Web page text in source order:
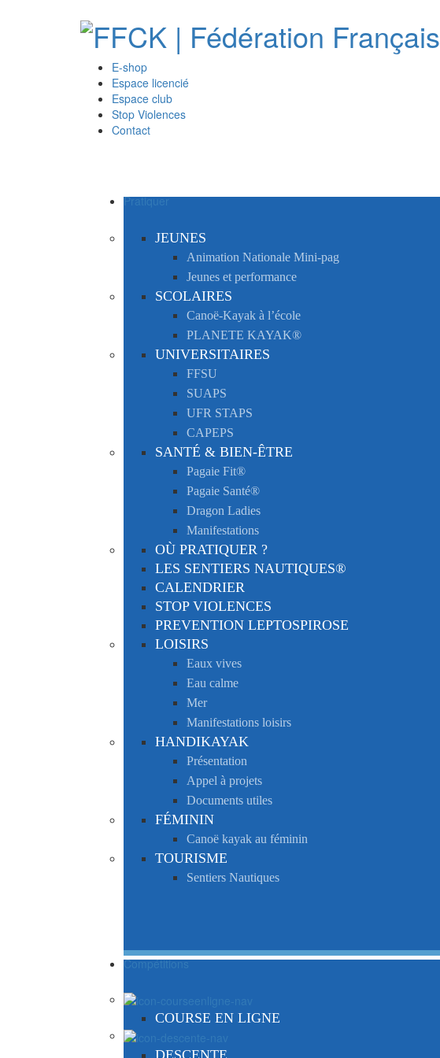
E-shop
Espace licencié
Espace club
Stop Violences
Contact
Pratiquer
JEUNES
Animation Nationale Mini-pag
Jeunes et performance
SCOLAIRES
Canoë-Kayak à l’école
PLANETE KAYAK®
UNIVERSITAIRES
FFSU
SUAPS
UFR STAPS
CAPEPS
SANTÉ & BIEN-ÊTRE
Pagaie Fit®
Pagaie Santé®
Dragon Ladies
Manifestations
OÙ PRATIQUER ?
LES SENTIERS NAUTIQUES®
CALENDRIER
STOP VIOLENCES
PREVENTION LEPTOSPIROSE
LOISIRS
Eaux vives
Eau calme
Mer
Manifestations loisirs
HANDIKAYAK
Présentation
Appel à projets
Documents utiles
FÉMININ
Canoë kayak au féminin
TOURISME
Sentiers Nautiques
Compétitions
COURSE EN LIGNE
DESCENTE